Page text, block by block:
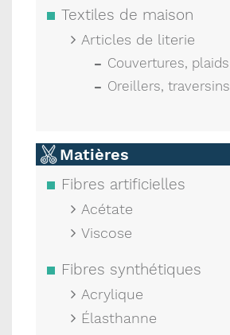
Textiles de maison
Articles de literie
Couvertures, plaids
Oreillers, traversins
Matières
Fibres artificielles
Acétate
Viscose
Fibres synthétiques
Acrylique
Élasthanne